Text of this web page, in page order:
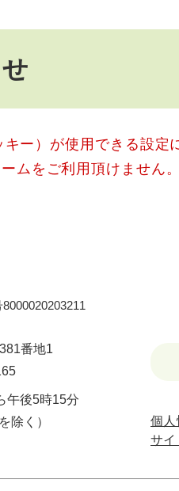
ー）が使用できる設
ムをご利用頂けません。
番地1
午後5時15分
除く）
個人
サイ